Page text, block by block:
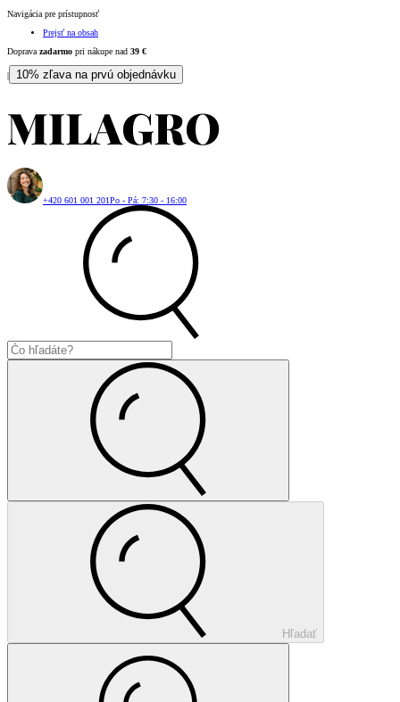
Navigácia pre prístupnosť
Prejsť na obsah
Doprava zadarmo pri nákupe nad 39 €
| 10% zľava na prvú objednávku
+420 601 001 201Po - Pá: 7:30 - 16:00
Hľadať